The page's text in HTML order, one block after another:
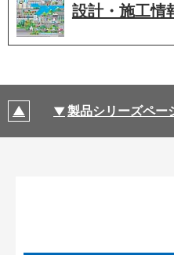
設計・施工情
製品シリーズペー